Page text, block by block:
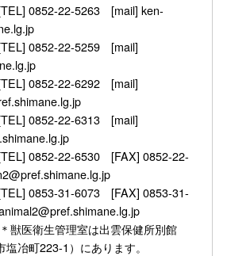
22-5263 [mail] ken-
22-5259 [mail]
0852-22-6292 [mail]
0852-22-6313 [mail]
0852-22-6530 [FAX] 0852-22-
0853-31-6073 [FAX] 0853-31-
理室は出雲保健所別館
塩冶町223-1）にあります。